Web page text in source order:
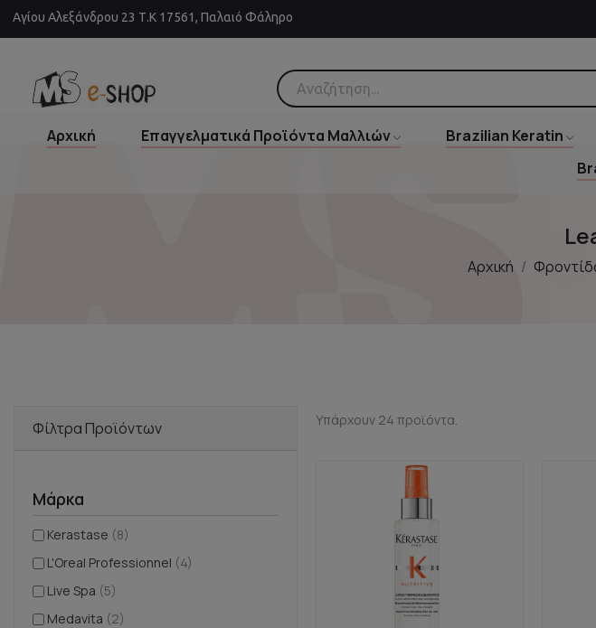
Αγίου Αλεξάνδρου 23 Τ.Κ 17561, Παλαιό Φάληρο
Αρχική Επαγγελματικά Προϊόντα Μαλλιών Brazilian Keratin
Αρχική
Φίλτρα Προϊόντων
Μάρκα
Kerastase (8)
L'Oreal Professionnel (4)
Live Spa (5)
Medavita (2)
Υπάρχουν 24 προϊόντα.